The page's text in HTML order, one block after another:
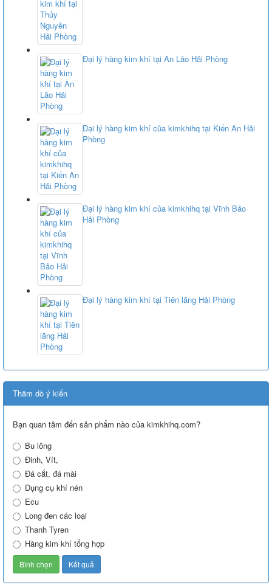
Đại lý hàng kim khí tại An Lão Hải Phòng
Đại lý hàng kim khí của kimkhihq tại Kiến An Hải
Phòng
Đại lý hàng kim khí của kimkhihq tại Vĩnh Bảo
Hải Phòng
Đại lý hàng kim khí tại Tiên lãng Hải Phòng
Thăm dò ý kiến
Bạn quan tâm đến sản phẩm nào của kimkhihq.com?
Bu lông
Đinh, Vít,
Đá cắt, đá mài
Dụng cụ khí nén
Ecu
Long đen các loại
Thanh Tyren
Hàng kim khí tổng hợp